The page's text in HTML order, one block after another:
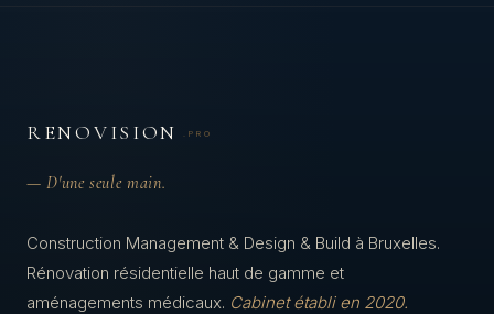
RENOVISION .PRO
— D'une seule main.
Construction Management & Design & Build à Bruxelles.
Rénovation résidentielle haut de gamme et
aménagements médicaux. Cabinet établi en 2020.